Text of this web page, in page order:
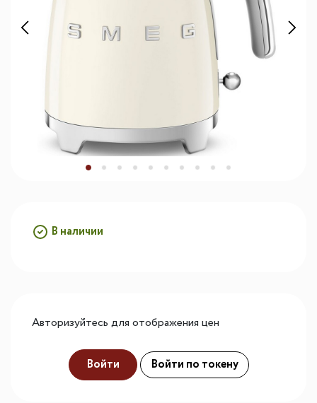
В наличии
Авторизуйтесь для отображения цен
Войти Войти по токену